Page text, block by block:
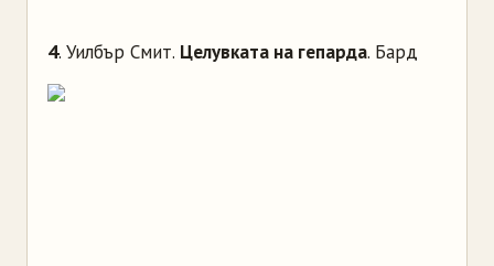
4. Уилбър Смит. Целувката на гепарда. Бард